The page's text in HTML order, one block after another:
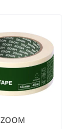
ZOOM